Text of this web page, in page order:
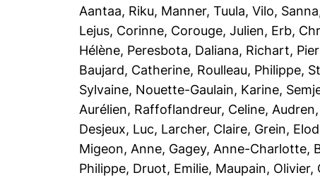
Aantaa, Riku, Manner, Tuula,Vilo, Sanna
Lejus, Corinne, Corouge, Julien, Erb,
Hélène, Peresbota, Daliana, Richart,
Baujard, Catherine, Roulleau, Philippe,
Sylvaine, Nouette-Gaulain, Karine,
Aurélien, Raffoflandreur, Celine,
Desjeux, Luc, Larcher, Claire, Grein,
Migeon, Anne, Gagey, Anne-Charlotte,
Philippe, Druot, Emilie, Maupain, Olivier,